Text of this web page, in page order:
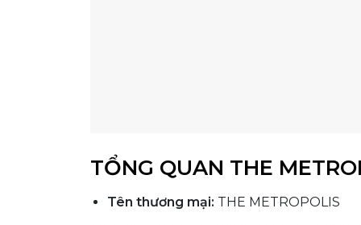
TỔNG QUAN THE
Tên thương mại: THE METROPOLIS